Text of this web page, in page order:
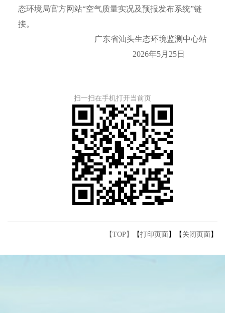
态环境局官方网站“空气质量实况及预报发布系统”链
接。
广东省汕头生态环境监测中心站
2026年5月25日
扫一扫在手机打开当前页
【TOP】 【打印页面】【 关闭页面】